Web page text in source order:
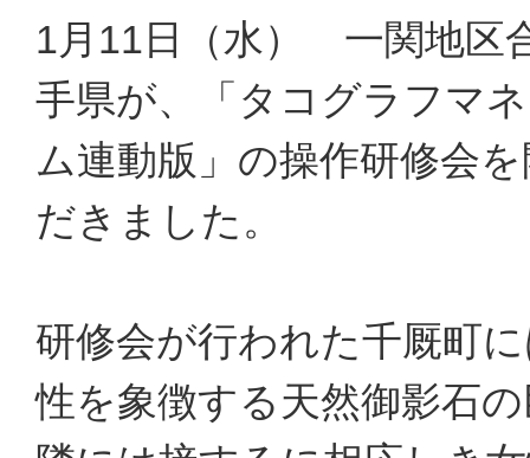
1月11日（水） 一関地区
手県が、「タコグラフマ
ム連動版」の操作研修会
だきました。
研修会が行われた千厩町
性を象徴する天然御影石